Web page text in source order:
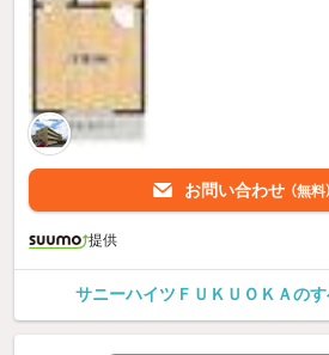
お問い合わせ （無料）
提供
サニーハイツＦＵＫＵＯＫＡの